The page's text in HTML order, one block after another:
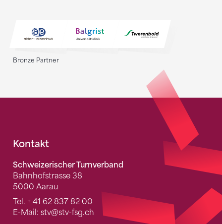
Bronze Partner
Fusszeile
Kontakt
Schweizerischer Turnverband
Bahnhofstrasse 38
5000 Aarau
Tel. + 41 62 837 82 00
E-Mail: stv@stv-fsg.ch